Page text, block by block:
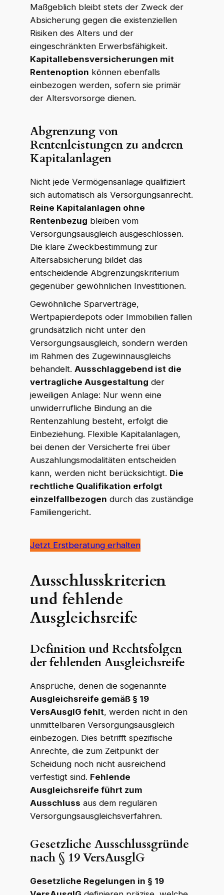
Maßgeblich bleibt stets der Zweck der
Absicherung gegen die existenziellen
Risiken des Alters und der
eingeschränkten Erwerbsfähigkeit.
Kapitallebensversicherungen mit
Rentenoption können ebenfalls
einbezogen werden, sofern sie primär
der Altersvorsorge dienen.
Abgrenzung von
Rentenleistungen zu anderen
Kapitalanlagen
Nicht jede Vermögensanlage qualifiziert
sich automatisch als Versorgungsanrecht.
Reine Kapitalanlagen ohne
Rentenbezug bleiben vom
Versorgungsausgleich ausgeschlossen.
Die klare Zweckbestimmung zur
Altersabsicherung bildet das
entscheidende Abgrenzungskriterium
gegenüber gewöhnlichen Investitionen.
Gewöhnliche Sparverträge,
Wertpapierdepots oder Immobilien fallen
grundsätzlich nicht unter den
Versorgungsausgleich, sondern werden
im Rahmen des Zugewinnausgleichs
behandelt. Ausschlaggebend ist die
vertragliche Ausgestaltung der
jeweiligen Anlage: Nur wenn eine
unwiderrufliche Bindung an die
Rentenzahlung besteht, erfolgt die
Einbeziehung. Flexible Kapitalanlagen,
bei denen der Versicherte frei über
Auszahlungsmodalitäten entscheiden
kann, werden nicht berücksichtigt. Die
rechtliche Qualifikation erfolgt
einzelfallbezogen durch das zuständige
Familiengericht.
Jetzt Erstberatung erhalten
Ausschlusskriterien
und fehlende
Ausgleichsreife
Definition und Rechtsfolgen
der fehlenden Ausgleichsreife
Ansprüche, denen die sogenannte
Ausgleichsreife gemäß § 19
VersAusglG fehlt, werden nicht in den
unmittelbaren Versorgungsausgleich
einbezogen. Dies betrifft spezifische
Anrechte, die zum Zeitpunkt der
Scheidung noch nicht ausreichend
verfestigt sind. Fehlende
Ausgleichsreife führt zum
Ausschluss aus dem regulären
Versorgungsausgleichsverfahren.
Gesetzliche Ausschlussgründe
nach § 19 VersAusglG
Gesetzliche Regelungen in § 19